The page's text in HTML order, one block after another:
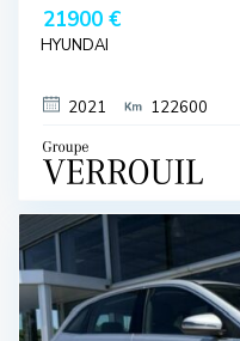
21900 €
HYUNDAI
2021 122600